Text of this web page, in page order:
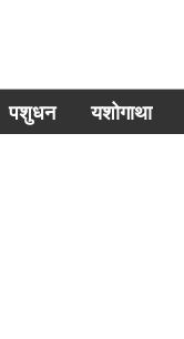
पशुधन यशोगाथा